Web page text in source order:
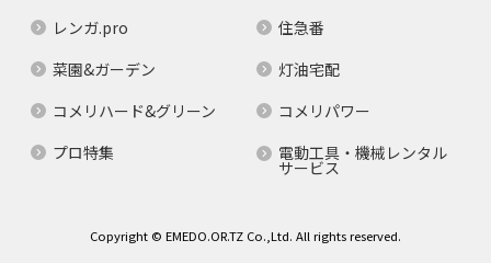
レンガ.pro
住急番
菜園&ガーデン
灯油宅配
コメリハード&グリーン
コメリパワー
プロ特集
電動工具・機械レンタル
サービス
Copyright © EMEDO.OR.TZ Co.,Ltd. All rights reserved.